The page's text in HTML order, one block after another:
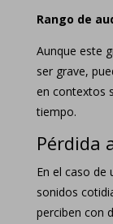
Rango de
Aunque este
ser grave,
en contextos
tiempo.
Pérdida
En el caso de
sonidos
perciben con